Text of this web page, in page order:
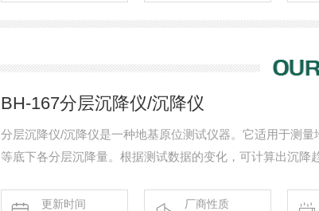
BH-167分层沉降仪/沉降仪
分层沉降仪/沉降仪是一种地基原位测试仪器。它适用于测
等底下各分层沉降量。根据测试数据的变化，可计算出沉降
更新时间 厂商性质